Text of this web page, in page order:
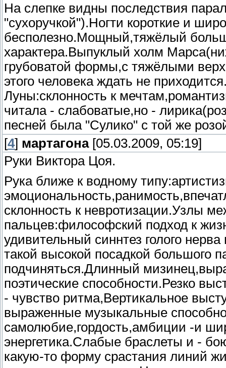
На слепке видны последствия
"сухоручкой").Ногти короткие и
бесполезно.Мощный,тяжёлый
характера.Выпуклый холм
грубоватой формы,с тяжёлыми
этого человека ждать не
Луны:склонность к
читала - слабоватые,но -
песней была "Сулико" с той же
[4] мартагона[05.03.2009, 05:19]
Руки Виктора Цоя.
Рука ближе к водному
склонность к невротизации.Узлы
пальцев:философский подход к
удивительный синнтез голого
такой высокой посадкой большого
подчиняться.Длинный
поэтические способности.Резко
- чувство ритма,Вертикальное
выраженные музыкальные
самолюбие,гордость,амбиции -и
энергетика.Слабые браслеты и -
какую-то форму срастания линий